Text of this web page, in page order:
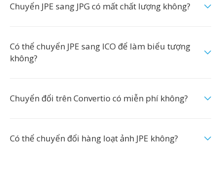
Chuyển JPE sang JPG có mất chất lượng không?
Có thể chuyển JPE sang ICO để làm biểu tượng
không?
Chuyển đổi trên Convertio có miễn phí không?
Có thể chuyển đổi hàng loạt ảnh JPE không?